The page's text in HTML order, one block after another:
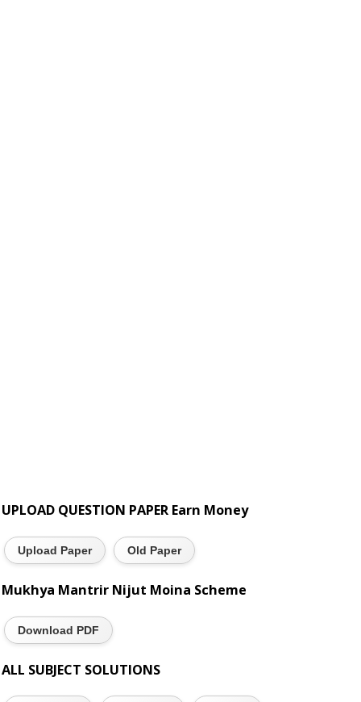
UPLOAD QUESTION PAPER Earn Money
Upload Paper Old Paper
Mukhya Mantrir Nijut Moina Scheme
Download PDF
ALL SUBJECT SOLUTIONS